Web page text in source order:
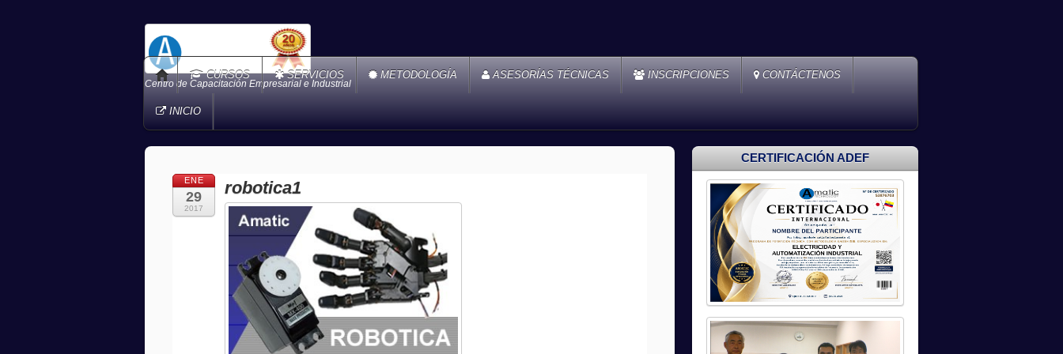
Centro de Capacitación Empresarial e Industrial
CURSOS SERVICIOS METODOLOGÍA ASESORÍAS TÉCNICAS INSCRIPCIONES CONTÁCTENOS
INICIO
ENE
29
2017
robotica1
CERTIFICACIÓN ADEF